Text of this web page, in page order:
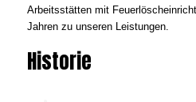
Arbeitsstätten mit
Jahren zu unseren Leistungen.
Historie